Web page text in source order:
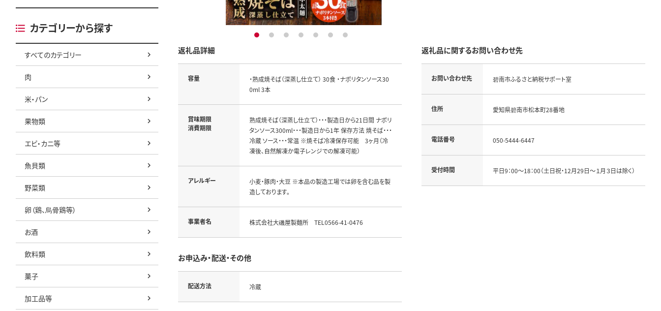
カテゴリーから探す
すべてのカテゴリー
肉
米・パン
果物類
エビ・カニ等
魚貝類
野菜類
卵（鶏、烏骨鶏等）
お酒
飲料類
菓子
加工品等
1 2 3 4 5 6 7
返礼品詳細
容量
・熟成焼そば（深蒸し仕立て） 30食 ・ナポリタンソース30
0ml 3本
賞味期限
消費期限
熟成焼そば（深蒸し仕立て）・・・製造日から21日間 ナポリ
タンソース300ml・・・製造日から1年 保存方法 焼そば・・・
冷蔵 ソース・・・常温 ※焼そば冷凍保存可能 3ヶ月（冷
凍後、自然解凍か電子レンジでの解凍可能）
アレルギー
小麦・豚肉・大豆 ※本品の製造工場では卵を含む品を製
造しております。
事業者名 株式会社大磯屋製麺所 TEL0566-41-0476
お申込み・配送・その他
配送方法 冷蔵
返礼品に関するお問い合わせ先
お問い合わせ先 碧南市ふるさと納税サポート室
住所 愛知県碧南市松本町28番地
電話番号 050-5444-6447
受付時間 平日9：00～18：00（土日祝・12月29日～１月３日は除く）